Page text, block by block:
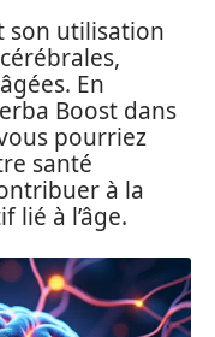
son utilisation
En
Boost dans
pourriez
santé
à la
lié à l’âge.